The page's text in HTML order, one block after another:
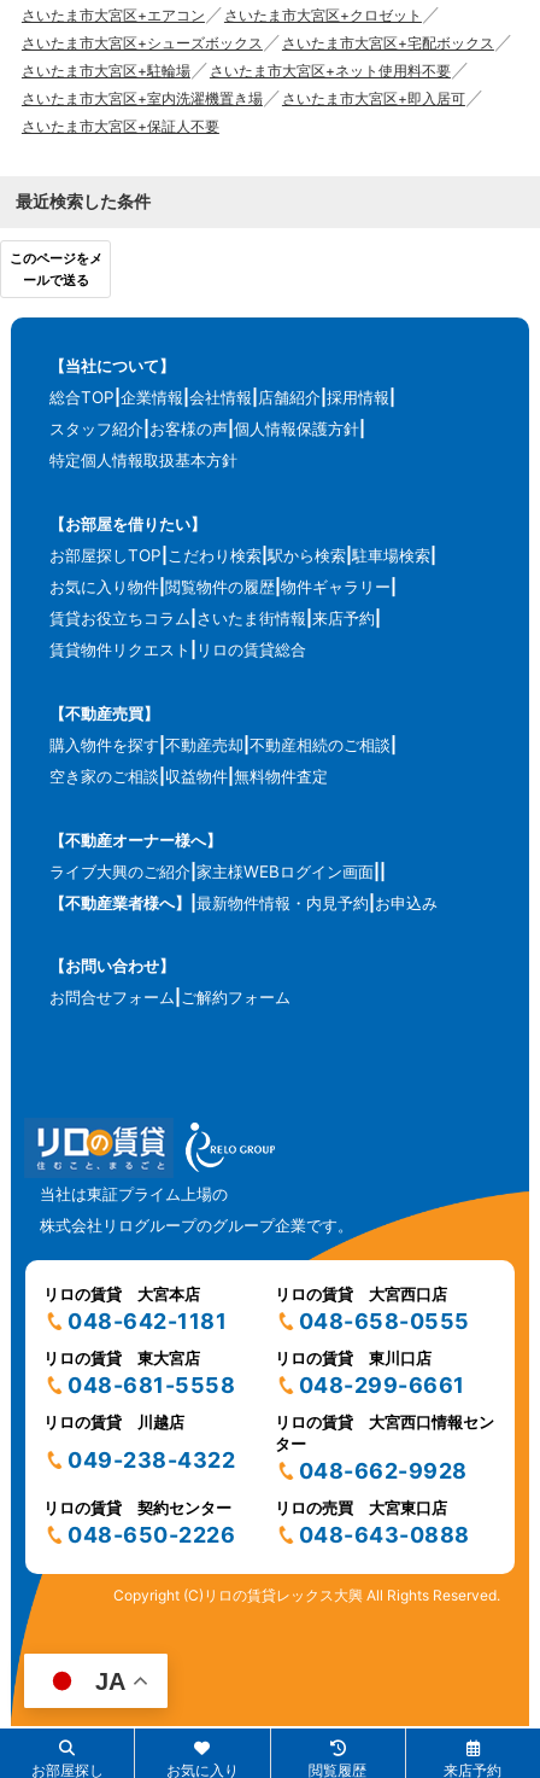
さいたま市大宮区+エアコン
さいたま市大宮区+クロゼット
さいたま市大宮区+シューズボックス
さいたま市大宮区+宅配ボックス
さいたま市大宮区+駐輪場
さいたま市大宮区+ネット使用料不要
さいたま市大宮区+室内洗濯機置き場
さいたま市大宮区+即入居可
さいたま市大宮区+保証人不要
最近検索した条件
このページをメ
ールで送る
【当社について】
総合TOP 企業情報 会社情報 店舗紹介 採用情報
スタッフ紹介 お客様の声 個人情報保護方針
特定個人情報取扱基本方針
【お部屋を借りたい】
お部屋探しTOP こだわり検索 駅から検索 駐車場検索
お気に入り物件 閲覧物件の履歴 物件ギャラリー
賃貸お役立ちコラム さいたま街情報 来店予約
賃貸物件リクエスト
リロの賃貸総合
【不動産売買】
購入物件を探す 不動産売却 不動産相続のご相談
空き家のご相談 収益物件 無料物件査定
【不動産オーナー様へ】
ライブ大興のご紹介 家主様WEBログイン画面
【不動産業者様へ】
最新物件情報・内見予約 お申込み
【お問い合わせ】
お問合せフォーム ご解約フォーム
当社は東証プライム上場の
株式会社リログループのグループ企業です。
リロの賃貸 大宮本店
048-642-1181
リロの賃貸 大宮西口店
048-658-0555
リロの賃貸 東大宮店
048-681-5558
リロの賃貸 東川口店
048-299-6661
リロの賃貸 川越店
049-238-4322
リロの賃貸 大宮西口情報セン
ター
048-662-9928
リロの賃貸 契約センター
048-650-2226
リロの売買 大宮東口店
048-643-0888
Copyright (C)リロの賃貸レックス大興 All Rights Reserved.
お部屋探し お気に入り 閲覧履歴 来店予約
JA